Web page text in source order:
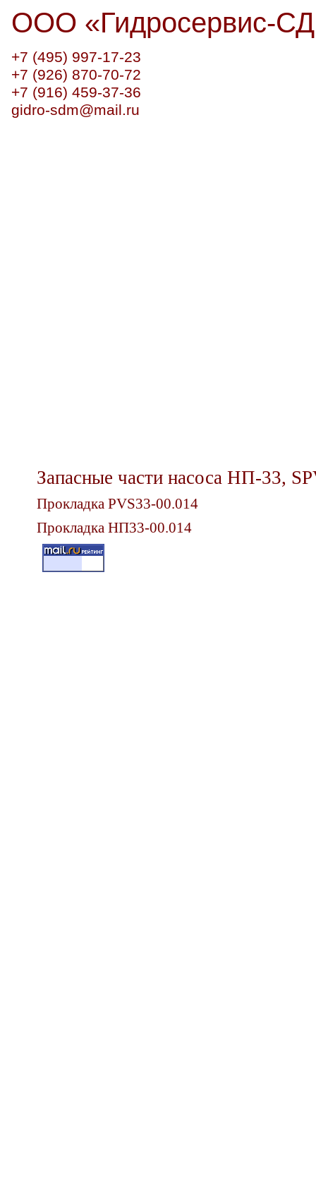
+7 (495) 997-17-23
+7 (926) 870-70-72
+7 (916) 459-37-36
gidro-sdm@mail.ru
ООО «Гидросервис-
Запасные части насоса НП-33,
Прокладка PVS33-00.014
Прокладка НП33-00.014